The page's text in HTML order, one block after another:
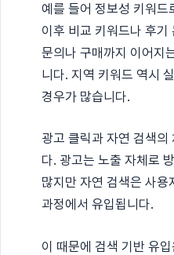
예를 들어 정보성 키워드
이후 비교 키워드나 후기
문의나 구매까지 이어지
니다. 지역 키워드 역시
경우가 많습니다.
광고 클릭과 자연 검색의
다. 광고는 노출 자체로
많지만 자연 검색은 사
과정에서 유입됩니다.
이 때문에 검색 기반 유